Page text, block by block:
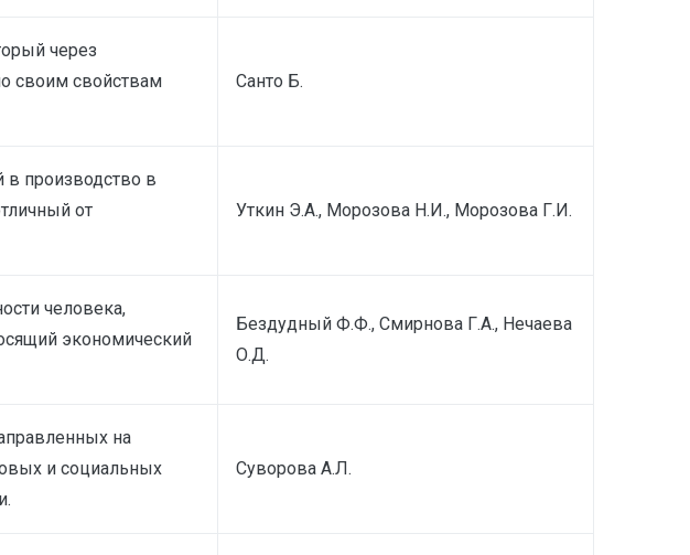
через
своим свойствам
Санто Б.
производство в
от
Уткин Э.А., Морозова Н.И., Морозова Г.И.
человека,
экономический
Бездудный Ф.Ф., Смирнова Г.А., Нечаева
О.Д.
на
и социальных
Суворова А.Л.